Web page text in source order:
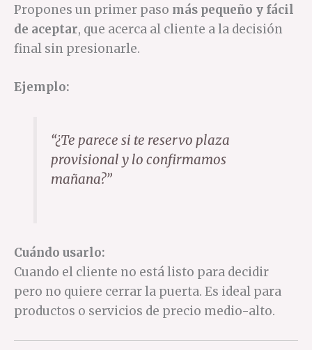
Propones un primer paso más pequeño y fácil
de aceptar, que acerca al cliente a la decisión
final sin presionarle.
Ejemplo:
“¿Te parece si te reservo plaza
provisional y lo confirmamos
mañana?”
Cuándo usarlo:
Cuando el cliente no está listo para decidir
pero no quiere cerrar la puerta. Es ideal para
productos o servicios de precio medio-alto.